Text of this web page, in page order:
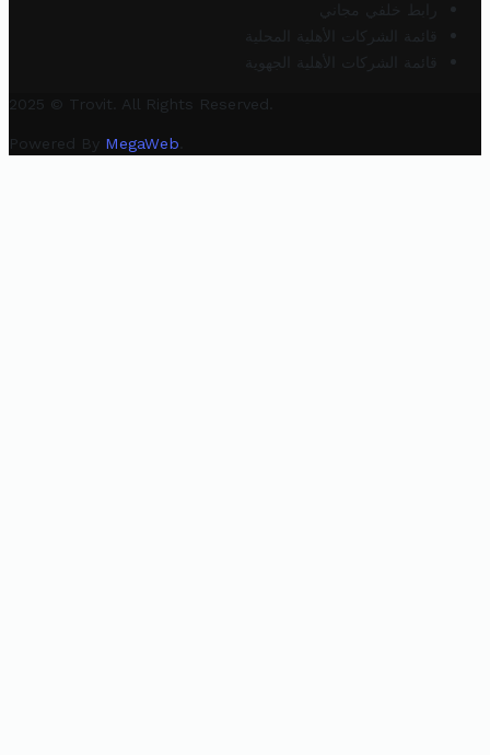
رابط خلفي مجاني
قائمة الشركات الأهلية المحلية
قائمة الشركات الأهلية الجهوية
2025 © Trovit. All Rights Reserved.
Powered By MegaWeb